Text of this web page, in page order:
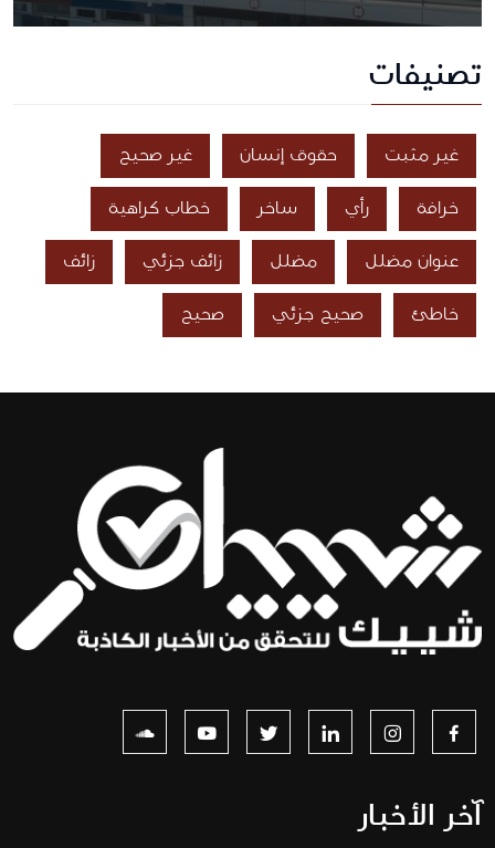
تصنيفات
غير مثبت حقوق إنسان غير صحيح
خرافة رأي ساخر خطاب كراهية
عنوان مضلل مضلل زائف جزئي زائف
خاطئ صحيح جزئي صحيح
آخر الأخبار